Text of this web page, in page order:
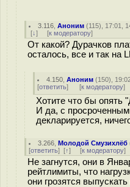
3.116 ,Аноним (115), 17:01,
[↓] [к модератору]
От какой? Дурачков
осталось, все и так на
4.150 ,Аноним (150),
[ответить] [к модератору]
Хотите что бы опять
И да, с
декларируется,
3.266 ,Молодой Смузихлёб
[ответить] [↑] [к модератору]
Не загнутся, они в
рейтлимиты, что
они грозятся